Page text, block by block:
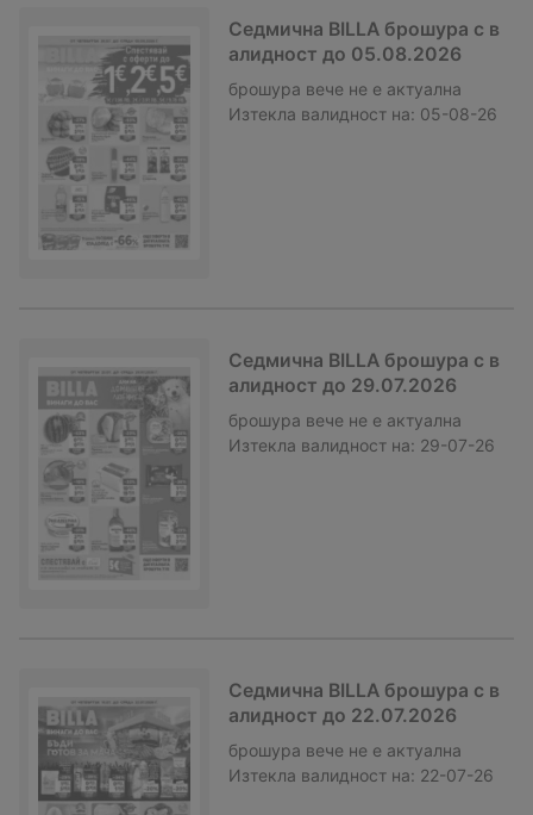
Седмична BILLA брошура с в
алидност до 05.08.2026
брошура вече не е актуална
Изтекла валидност на: 05-08-26
Седмична BILLA брошура с в
алидност до 29.07.2026
брошура вече не е актуална
Изтекла валидност на: 29-07-26
Седмична BILLA брошура с в
алидност до 22.07.2026
брошура вече не е актуална
Изтекла валидност на: 22-07-26